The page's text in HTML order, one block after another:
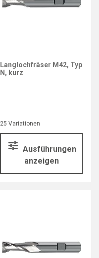
25 Variationen
Ausführungen
anzeigen
Langlochfräser M42, Typ
N, kurz